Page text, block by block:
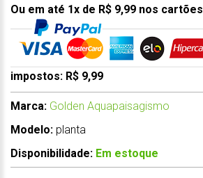
Ou em até 1x de R$ 9,99 nos cartões
impostos: R$ 9,99
Marca: Golden Aquapaisagismo
Modelo: planta
Disponibilidade: Em estoque